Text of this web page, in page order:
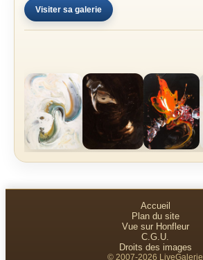
Visiter sa galerie
Accueil
Plan du site
Vue sur Honfleur
C.G.U.
Droits des images
© 2007-2026 LiveGalerie